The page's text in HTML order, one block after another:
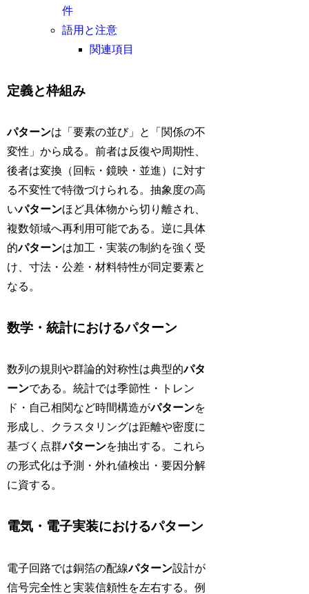
件
語用と注意
関連項目
定義と枠組み
パターンは「要素の並び」と「関係の不
変性」から成る。前者は反復や周期性、
後者は変換（回転・鏡映・並進）に対す
る不変性で特徴づけられる。抽象度の高
いパターンほど具体物から切り離され、
複数領域へ再利用可能である。逆に具体
的パターンは加工・実装の制約を強く受
け、寸法・公差・材料特性が同定要素と
なる。
数学・統計におけるパターン
数列の規則や群論的対称性は典型的パタ
ーンである。統計では季節性・トレン
ド・自己相関など時間構造がパターンを
形成し、クラスタリングは距離や密度に
基づく点群パターンを抽出する。これら
の形式化は予測・外れ値検出・要因分解
に資する。
電気・電子実装におけるパターン
電子回路では銅箔の配線パターン設計が
信号完全性と実装信頼性を左右する。例